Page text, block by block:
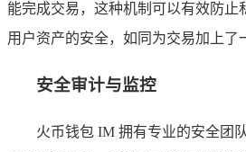
能完成交易，这种机制可以有效防止
用户资产的安全，如同为交易加上了
安全审计与监控
火币钱包 IM 拥有专业的安全团